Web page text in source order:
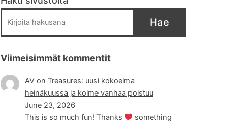
Hae
Viimeisimmät kommentit
AVon Treasures: uusi kokoelma
heinäkuussa ja kolme vanhaa poistuu
June 23, 2026
This is so much fun! Thanks
something